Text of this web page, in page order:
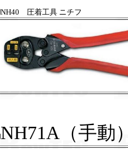
NH40 圧着工具 ニチフ
NH71A（手